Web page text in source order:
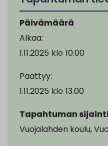
Päivämäärä
Alkaa:
1.11.2025 klo 10.00
Päättyy:
1.11.2025 klo 13.00
Tapahtuman sijainti
Vuojalahden koulu,